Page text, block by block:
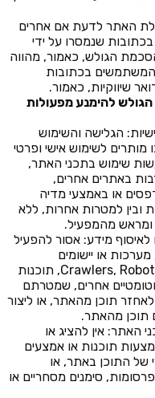
האתר לדעת אם אחרים
שנמסרו על ידי
הגולש, כאמור, מהווה
בכתובות
שיווקיות, כאמור.
להימנע מפעולות
הגלישה והשימוש
לשימוש אישי ופרטי
שימוש בתכני האתר,
באתרים אחרים,
או באמצעי מדיה
ובין למטרות אחרות, ללא
מהמפעיל.
מידע: אסור להפעיל
או יישומים
ממוחשבים מכל סוג, כגון Crawlers, Robots, תוכנות
אחרים, שמטרתם
תוכן מהאתר, או ליצור
תוכן מהאתר.
האתר: אין להציג או
תוכנות או אמצעים
של התוכן באתר, או
סימנים מסחריים או